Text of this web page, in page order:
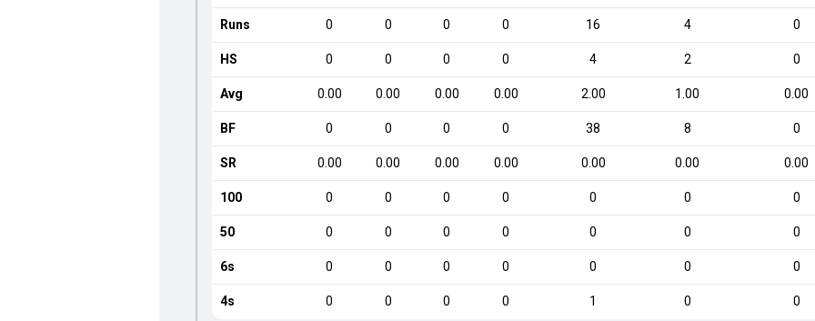
Runs 0 0 0 0 16 4 0
HS 0 0 0 0 4 2 0
Avg 0.00 0.00 0.00 0.00 2.00 1.00 0.00
BF 0 0 0 0 38 8 0
SR 0.00 0.00 0.00 0.00 0.00 0.00 0.00
100 0 0 0 0 0 0 0
50 0 0 0 0 0 0 0
6s 0 0 0 0 0 0 0
4s 0 0 0 0 1 0 0